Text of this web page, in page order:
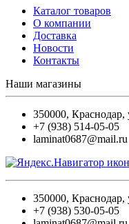
Каталог товаров
О компании
Доставка
Новости
Контакты
Наши магазины
350000, Краснодар,
+7 (938) 514-05-05
laminat0687@mail.ru
350000, Краснодар,
+7 (938) 530-05-05